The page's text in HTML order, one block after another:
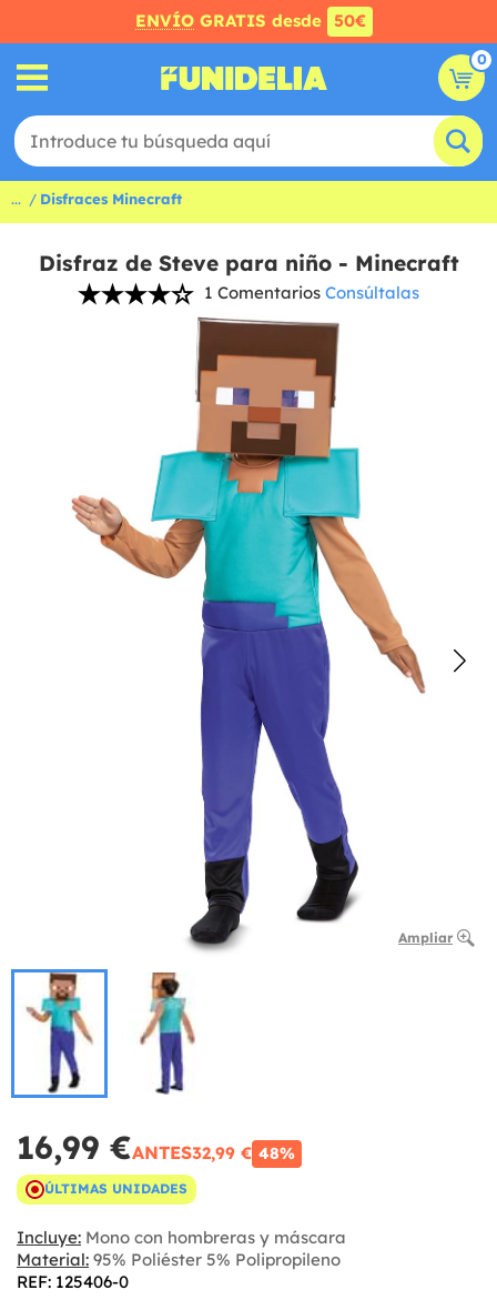
ENVÍO GRATIS desde 50€
0
... Disfraces Minecraft
Disfraz de Steve para niño - Minecraft
1 Comentarios Consúltalas
Ampliar
16,99 €ANTES32,99 € 48%
ÚLTIMAS UNIDADES
Incluye: Mono con hombreras y máscara
Material: 95% Poliéster 5% Polipropileno
REF: 125406-0